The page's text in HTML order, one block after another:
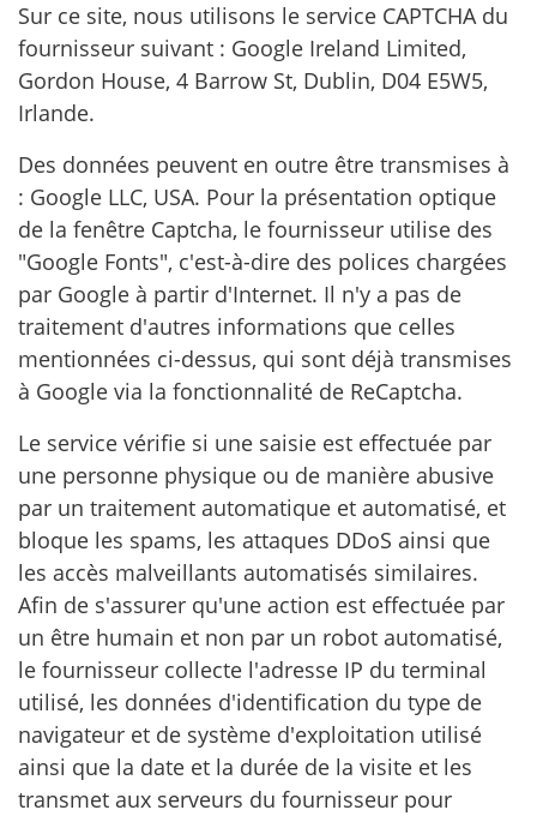
Sur ce site, nous utilisons le service CAPTCHA du
fournisseur suivant : Google Ireland Limited,
Gordon House, 4 Barrow St, Dublin, D04 E5W5,
Irlande.
Des données peuvent en outre être transmises à
: Google LLC, USA. Pour la présentation optique
de la fenêtre Captcha, le fournisseur utilise des
"Google Fonts", c'est-à-dire des polices chargées
par Google à partir d'Internet. Il n'y a pas de
traitement d'autres informations que celles
mentionnées ci-dessus, qui sont déjà transmises
à Google via la fonctionnalité de ReCaptcha.
Le service vérifie si une saisie est effectuée par
une personne physique ou de manière abusive
par un traitement automatique et automatisé, et
bloque les spams, les attaques DDoS ainsi que
les accès malveillants automatisés similaires.
Afin de s'assurer qu'une action est effectuée par
un être humain et non par un robot automatisé,
le fournisseur collecte l'adresse IP du terminal
utilisé, les données d'identification du type de
navigateur et de système d'exploitation utilisé
ainsi que la date et la durée de la visite et les
transmet aux serveurs du fournisseur pour